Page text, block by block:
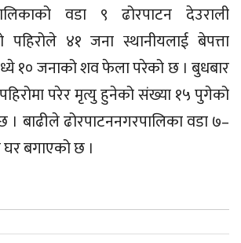
वडा ९ ढोरपाटन देउराली
पहिरोले ४१ जना स्थानीयलाई बेपत्ता
१० जनाको शव फेला परेको छ । बुधबार
परेर मृत्यु हुनेको संख्या १५ पुगेको
। बाढीले ढोरपाटननगरपालिका वडा ७–
घर बगाएको छ ।